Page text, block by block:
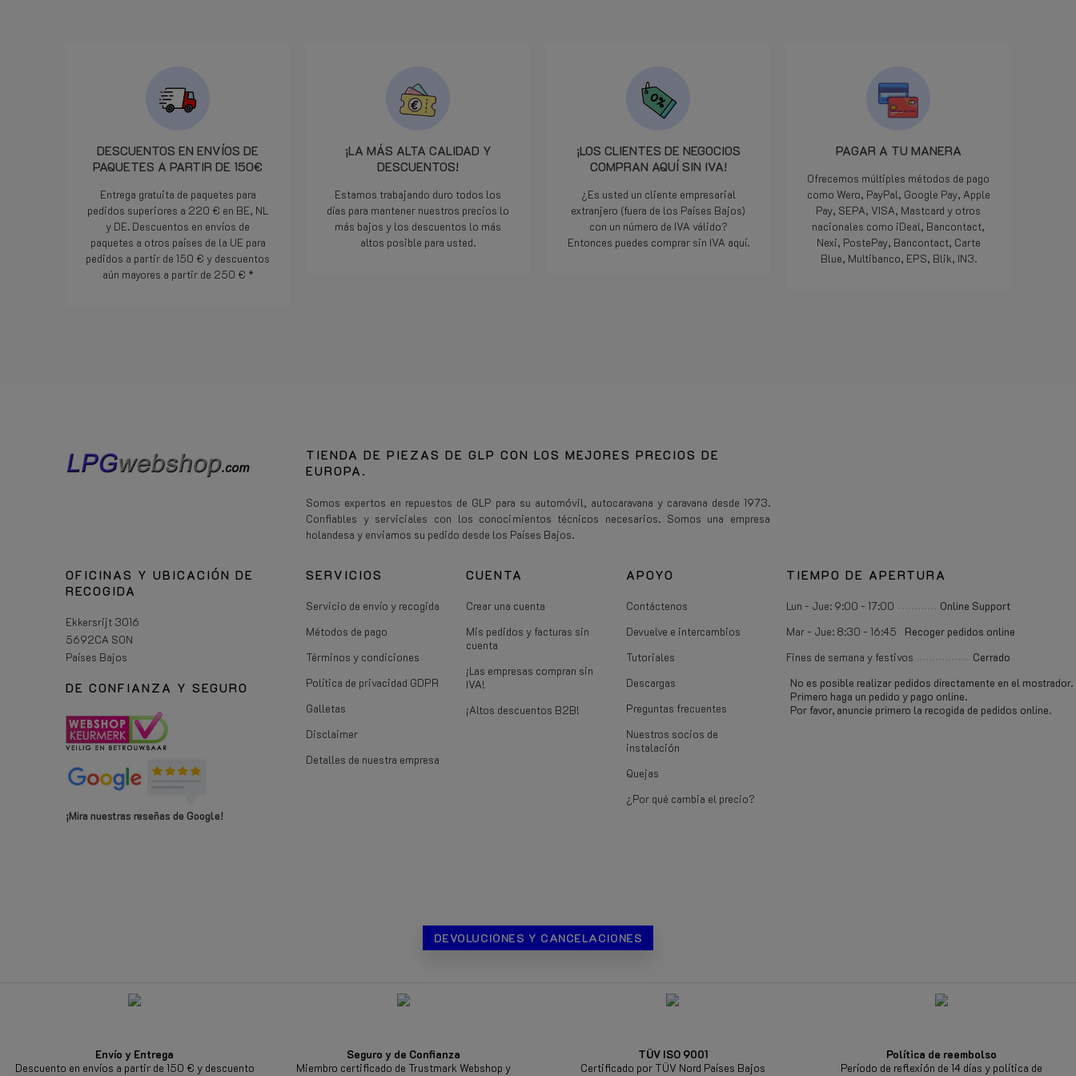
servizio degno di segnalazione.
In pratica cortesia efficienza ed
DESCUENTOS EN ENVÍOS DE
PAQUETES A PARTIR DE 150€
Entrega gratuita de paquetes para
pedidos superiores a 220 € en BE, NL
y DE. Descuentos en envíos de
paquetes a otros países de la UE para
pedidos a partir de 150 € y descuentos
aún mayores a partir de 250 € *
¡LA MÁS ALTA CALIDAD Y
DESCUENTOS!
Estamos trabajando duro todos los
días para mantener nuestros precios lo
más bajos y los descuentos lo más
altos posible para usted.
¡LOS CLIENTES DE NEGOCIOS
COMPRAN AQUÍ SIN IVA!
¿Es usted un cliente empresarial
extranjero (fuera de los Países Bajos)
con un número de IVA válido?
Entonces puedes comprar sin IVA aquí.
PAGAR A TU MANERA
Ofrecemos múltiples métodos de pago
como Wero, PayPal, Google Pay, Apple
Pay, SEPA, VISA, Mastcard y otros
nacionales como iDeal, Bancontact,
Nexi, PostePay, Bancontact, Carte
Blue, Multibanco, EPS, Blik, IN3.
TIENDA DE PIEZAS DE GLP CON LOS MEJORES PRECIOS DE
EUROPA.
Somos expertos en repuestos de GLP para su automóvil, autocaravana y caravana desde 1973.
Confiables y serviciales con los conocimientos técnicos necesarios. Somos una empresa
holandesa y enviamos su pedido desde los Países Bajos.
OFICINAS Y UBICACIÓN DE
RECOGIDA
Ekkersrijt 3016
5692CA SON
Países Bajos
DE CONFIANZA Y SEGURO
¡Mira nuestras reseñas de Google!
SERVICIOS
Servicio de envío y recogida
Métodos de pago
Términos y condiciones
Política de privacidad GDPR
Galletas
Disclaimer
Detalles de nuestra empresa
CUENTA
Crear una cuenta
Mis pedidos y facturas sin
cuenta
¡Las empresas compran sin
IVA!
¡Altos descuentos B2B!
APOYO
Contáctenos
Devuelve e intercambios
Tutoriales
Descargas
Preguntas frecuentes
Nuestros socios de
instalación
Quejas
¿Por qué cambia el precio?
TIEMPO DE APERTURA
Lun - Jue: 9:00 - 17:00
Online Support
Mar - Jue: 8:30 - 16:45
Recoger pedidos online
Fines de semana y festivos
Cerrado
No es posible realizar pedidos directamente en el mostrador.
Primero haga un pedido y pago online.
Por favor, anuncie primero la recogida de pedidos online.
DEVOLUCIONES Y CANCELACIONES
Envío y Entrega
Descuento en envíos a partir de 150 € y descuento
Seguro y de Confianza
Miembro certificado de Trustmark Webshop y
TÜV ISO 9001
Certificado por TÜV Nord Países Bajos
Política de reembolso
Período de reflexión de 14 días y política de